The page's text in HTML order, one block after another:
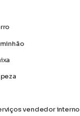
vendedor interno